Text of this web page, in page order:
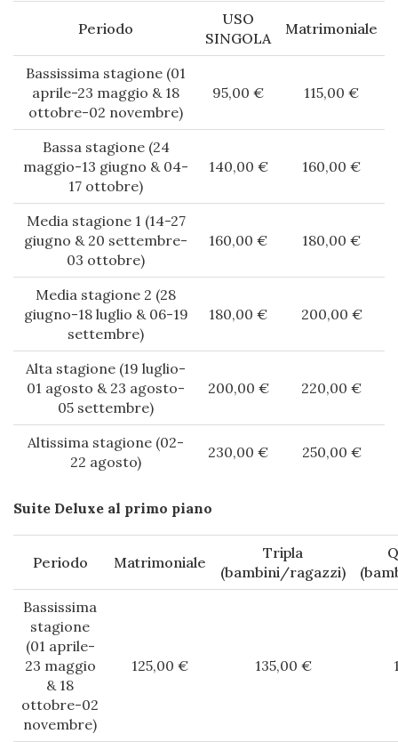
Periodo
USO
SINGOLA
Matrimoniale
Bassissima stagione (01
aprile-23 maggio & 18
ottobre-02 novembre)
95,00 € 115,00 €
Bassa stagione (24
maggio-13 giugno & 04-
17 ottobre)
140,00 € 160,00 €
Media stagione 1 (14-27
giugno & 20 settembre-
03 ottobre)
160,00 € 180,00 €
Media stagione 2 (28
giugno-18 luglio & 06-19
settembre)
180,00 € 200,00 €
Alta stagione (19 luglio-
01 agosto & 23 agosto-
05 settembre)
200,00 € 220,00 €
Altissima stagione (02-
22 agosto)
230,00 € 250,00 €
Suite Deluxe al primo piano
Periodo Matrimoniale
Tripla
(bambini/ragazzi)
Bassissima
stagione
(01 aprile-
23 maggio
& 18
ottobre-02
novembre)
125,00 € 135,00 €